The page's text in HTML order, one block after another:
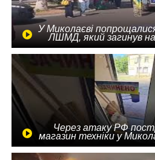
У Миколаєві
ЛШМД, який загинув
Через атаку РФ
магазин техніки у